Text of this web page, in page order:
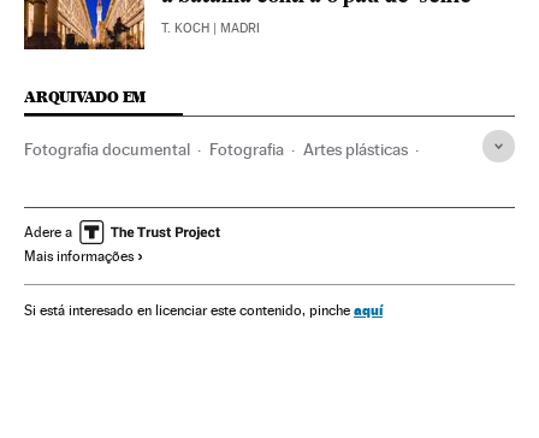
T. KOCH | MADRI
ARQUIVADO EM
Fotografia documental Fotografia Artes plásticas
Adere a
Mais informações
Si está interesado en licenciar este contenido, pinche aquí